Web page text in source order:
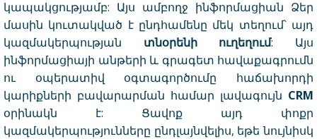
կապակցությամբ: Այս ամբողջ ինֆորմացիան Ձեր
մասին կուտակված է ընդհամենը մեկ տեղում՝ այդ
կազմակերպության տնօրենի ուղեղում: Այս
ինֆորմացիայի անթերի և գրագետ հավաքագրումն
ու օպերատիվ օգտագործումը հաճախորդի
կարիքների բավարարման համար լավագույն CRM
օրինակն է: Ցավոք այդ փոքր
կազմակերպությունները ընդլայնվելիս, եթե նույնիսկ